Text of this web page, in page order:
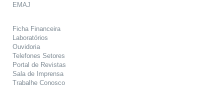
EMAJ
Ficha Financeira
Laboratórios
Ouvidoria
Telefones Setores
Portal de Revistas
Sala de Imprensa
Trabalhe Conosco